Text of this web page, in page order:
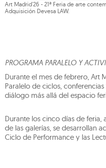
Art Madrid'26 - 21ª Feria de arte
Adquisición Devesa LAW.
PROGRAMA PARALELO Y
Durante el mes de febrero, Art
Paralelo de ciclos,
diálogo más allá del espacio
Durante los cinco días de
de las galerías, se desarrollan
Ciclo de Performance y las